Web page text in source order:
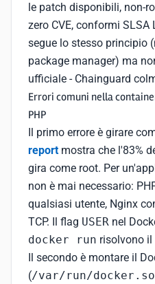
le patch disponibili, non-
zero CVE, conformi SLSA
segue lo stesso principio
package manager) ma
ufficiale - Chainguard
Errori comuni nella
PHP
Il primo errore è girare
report mostra che l'83%
gira come root. Per
non è mai necessario:
qualsiasi utente, Nginx
TCP. Il flag USER nel
docker run risolvono il
Il secondo è montare il
(/var/run/